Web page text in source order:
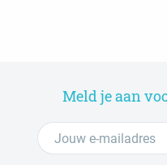
Meld je aan